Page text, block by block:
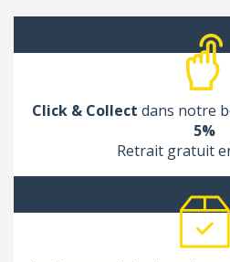
Click & Collect dans notre
5%
Retrait gratuit